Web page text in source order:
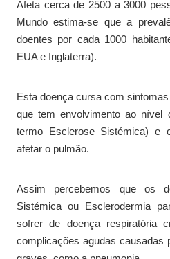
Afeta cerca de 2500 a 3000
Mundo estima-se que a
doentes por cada 1000
EUA e Inglaterra).
Esta doença cursa com
que tem envolvimento ao nível
termo Esclerose Sistémica) e
afetar o pulmão.
Assim percebemos que os
Sistémica ou Esclerodermia
sofrer de doença respiratória
complicações agudas causadas